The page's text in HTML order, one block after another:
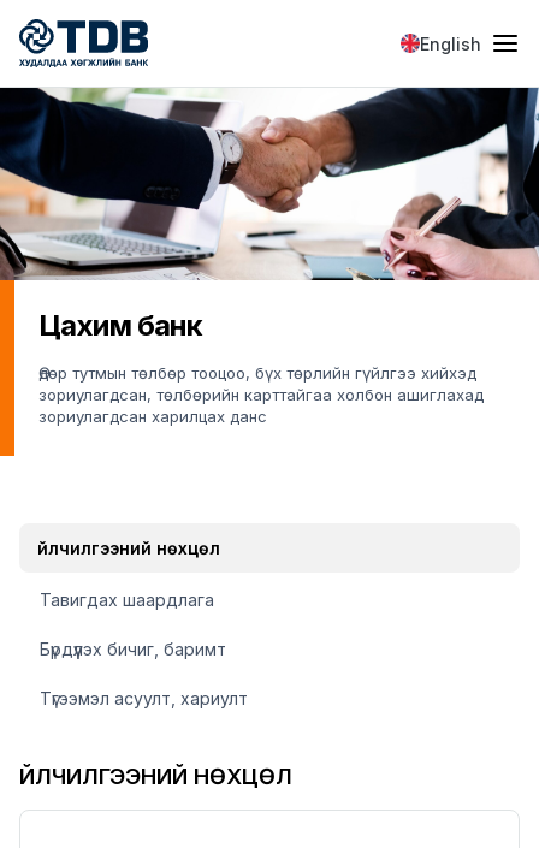
Skip to main content
English
Цахим банк
Өдөр тутмын төлбөр тооцоо, бүх төрлийн гүйлгээ хийхэд
зориулагдсан, төлбөрийн карттайгаа холбон ашиглахад
зориулагдсан харилцах данс
Үйлчилгээний нөхцөл
Тавигдах шаардлага
Бүрдүүлэх бичиг, баримт
Түгээмэл асуулт, хариулт
ҮЙЛЧИЛГЭЭНИЙ НӨХЦӨЛ